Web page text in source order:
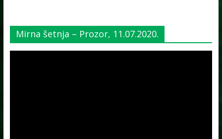
Mirna šetnja – Prozor, 11.07.2020.